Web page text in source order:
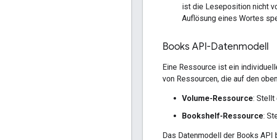
ist die Leseposition nicht
Auflösung eines Wortes
Books API-Datenmodell
Eine Ressource ist ein
von Ressourcen, die auf den
Volume-Ressource: Stellt
Bookshelf-Ressource:
Das Datenmodell der Books API